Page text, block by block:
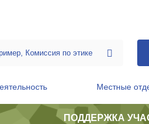
Местные
ПОДДЕРЖКА